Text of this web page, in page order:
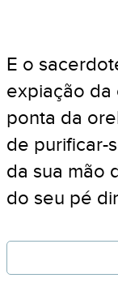
E o
expiação da
ponta da
de purificar-
da sua mão
do seu pé